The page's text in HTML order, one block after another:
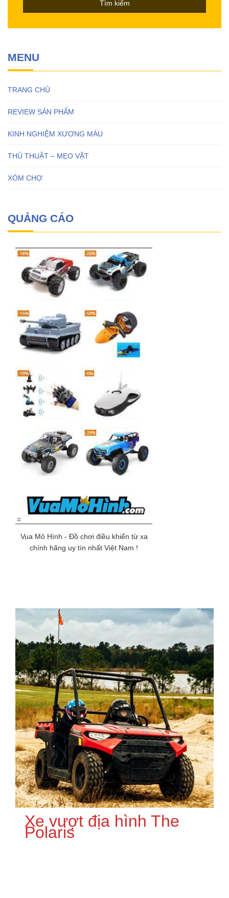
MENU
TRANG CHỦ
REVIEW SẢN PHẨM
KINH NGHIỆM XƯƠNG MÁU
THỦ THUẬT – MẸO VẶT
XÓM CHỢ
QUẢNG CÁO
Vua Mô Hình - Đồ chơi điều khiển từ xa
chính hãng uy tín nhất Việt Nam !
Xe vượt địa hình The
Polaris